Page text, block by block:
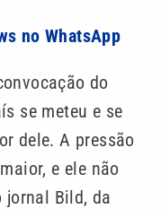
no WhatsApp
do
se meteu e se
dele. A pressão
e ele não
jornal Bild, da